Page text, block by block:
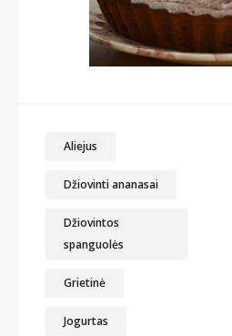
Aliejus
Džiovinti ananasai
Džiovintos
spanguolės
Grietinė
Jogurtas